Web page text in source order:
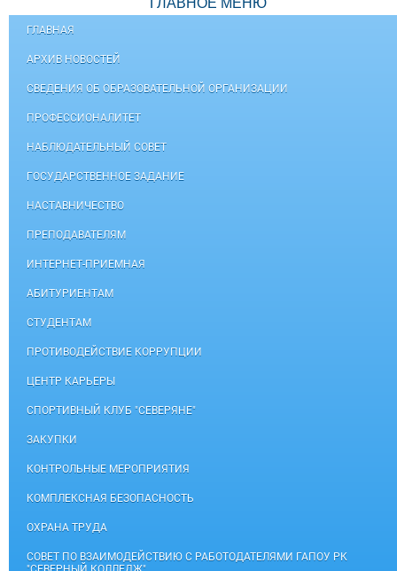
ГЛАВНАЯ
АРХИВ НОВОСТЕЙ
СВЕДЕНИЯ ОБ ОБРАЗОВАТЕЛЬНОЙ ОРГАНИЗАЦИИ
ПРОФЕССИОНАЛИТЕТ
НАБЛЮДАТЕЛЬНЫЙ СОВЕТ
ГОСУДАРСТВЕННОЕ ЗАДАНИЕ
НАСТАВНИЧЕСТВО
ПРЕПОДАВАТЕЛЯМ
ИНТЕРНЕТ-ПРИЕМНАЯ
АБИТУРИЕНТАМ
СТУДЕНТАМ
ПРОТИВОДЕЙСТВИЕ КОРРУПЦИИ
ЦЕНТР КАРЬЕРЫ
СПОРТИВНЫЙ КЛУБ "СЕВЕРЯНЕ"
ЗАКУПКИ
КОНТРОЛЬНЫЕ МЕРОПРИЯТИЯ
КОМПЛЕКСНАЯ БЕЗОПАСНОСТЬ
ОХРАНА ТРУДА
СОВЕТ ПО ВЗАИМОДЕЙСТВИЮ С РАБОТОДАТЕЛЯМИ ГАПОУ РК